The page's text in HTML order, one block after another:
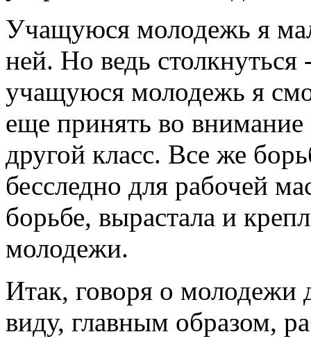
Учащуюся молодежь я
ней. Но ведь столкнуться
учащуюся молодежь я
еще принять во
другой класс. Все же
бесследно для рабочей
борьбе, вырастала и
молодежи.
Итак, говоря о молодежи
виду, главным образом,